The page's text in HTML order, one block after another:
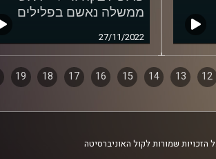
ממשלה נאשם בפלילים
27/11/2022
12
13
14
15
16
17
18
19
הזכויות שמורות לקול האוניברסיטה